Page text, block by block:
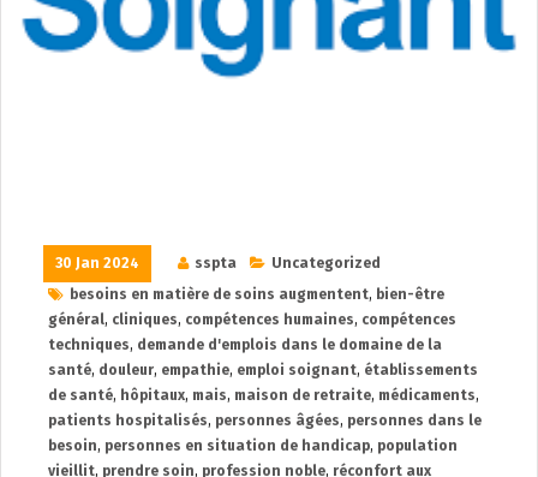
30 Jan 2024 sspta
Uncategorized
besoins en matière de soins augmentent, bien-être
général, cliniques, compétences humaines, compétences
techniques, demande d'emplois dans le domaine de la
santé, douleur, empathie, emploi soignant, établissements
de santé, hôpitaux, mais, maison de retraite, médicaments,
patients hospitalisés, personnes âgées, personnes dans le
besoin, personnes en situation de handicap, population
vieillit, prendre soin, profession noble, réconfort aux